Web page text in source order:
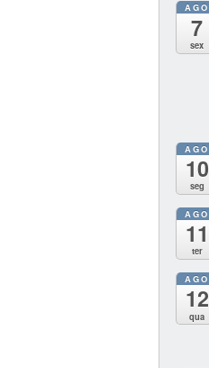
AGO
7
sex
AGO
10
seg
AGO
11
ter
AGO
12
qua